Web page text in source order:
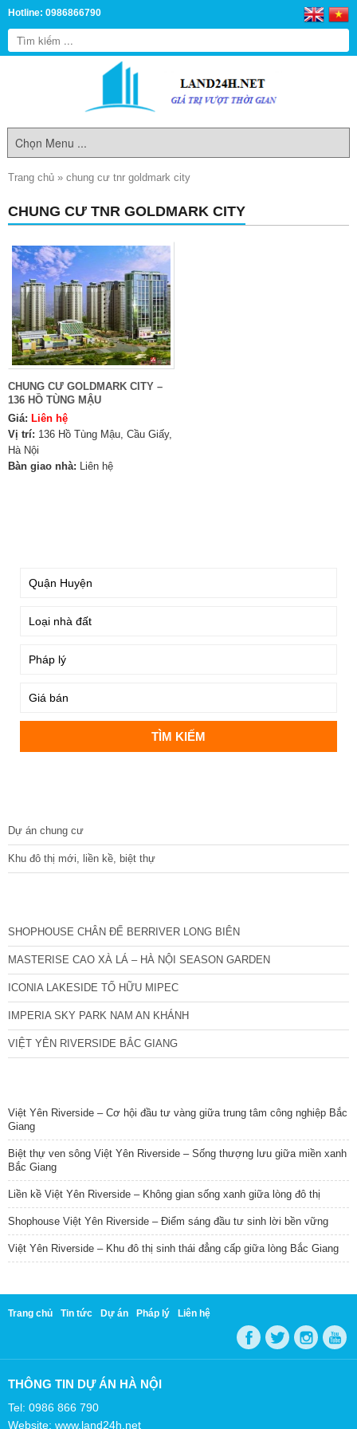
Hotline: 0986866790
Trang chủ » chung cư tnr goldmark city
CHUNG CƯ TNR GOLDMARK CITY
CHUNG CƯ GOLDMARK CITY –
136 HỒ TÙNG MẬU
Giá: Liên hệ
Vị trí: 136 Hồ Tùng Mậu, Cầu Giấy,
Hà Nội
Bàn giao nhà: Liên hệ
Dự án chung cư
Khu đô thị mới, liền kề, biệt thự
SHOPHOUSE CHÂN ĐẾ BERRIVER LONG BIÊN
MASTERISE CAO XÀ LÁ – HÀ NỘI SEASON GARDEN
ICONIA LAKESIDE TỐ HỮU MIPEC
IMPERIA SKY PARK NAM AN KHÁNH
VIỆT YÊN RIVERSIDE BẮC GIANG
Việt Yên Riverside – Cơ hội đầu tư vàng giữa trung tâm công nghiệp Bắc
Giang
Biệt thự ven sông Việt Yên Riverside – Sống thượng lưu giữa miền xanh
Bắc Giang
Liền kề Việt Yên Riverside – Không gian sống xanh giữa lòng đô thị
Shophouse Việt Yên Riverside – Điểm sáng đầu tư sinh lời bền vững
Việt Yên Riverside – Khu đô thị sinh thái đẳng cấp giữa lòng Bắc Giang
Trang chủ Tin tức Dự án Pháp lý Liên hệ
THÔNG TIN DỰ ÁN HÀ NỘI
Tel: 0986 866 790
Website: www.land24h.net